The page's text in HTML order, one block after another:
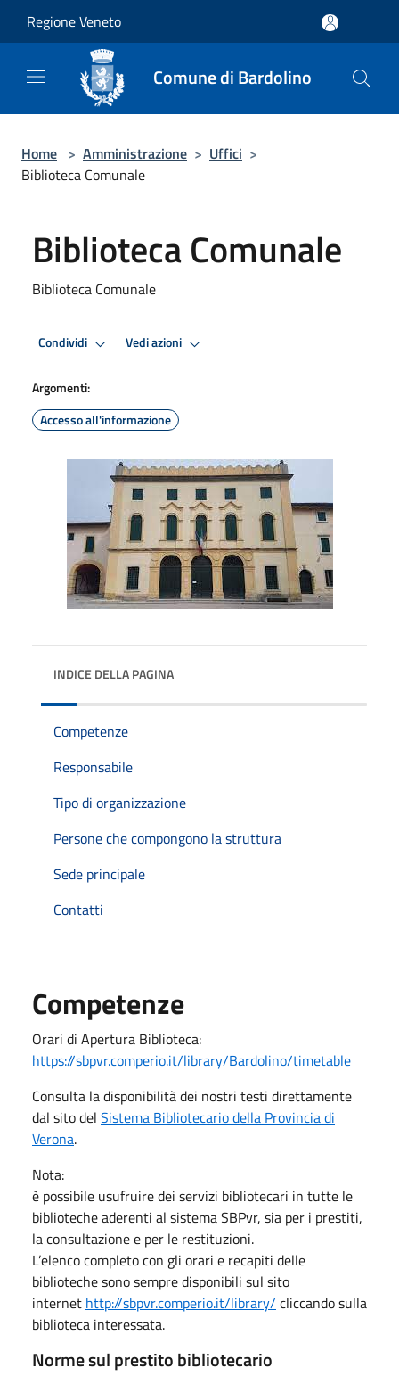
Regione Veneto
Comune di Bardolino
Home > Amministrazione > Uffici >
Biblioteca Comunale
Biblioteca Comunale
Biblioteca Comunale
Condividi Vedi azioni
Argomenti:
Accesso all'informazione
INDICE DELLA PAGINA
Competenze
Responsabile
Tipo di organizzazione
Persone che compongono la struttura
Sede principale
Contatti
Competenze
Orari di Apertura Biblioteca:
https://sbpvr.comperio.it/library/Bardolino/timetable
Consulta la disponibilità dei nostri testi direttamente
dal sito del Sistema Bibliotecario della Provincia di
Verona.
Nota:
è possibile usufruire dei servizi bibliotecari in tutte le
biblioteche aderenti al sistema SBPvr, sia per i prestiti,
la consultazione e per le restituzioni.
L’elenco completo con gli orari e recapiti delle
biblioteche sono sempre disponibili sul sito
internet http://sbpvr.comperio.it/library/ cliccando sulla
biblioteca interessata.
Norme sul prestito bibliotecario